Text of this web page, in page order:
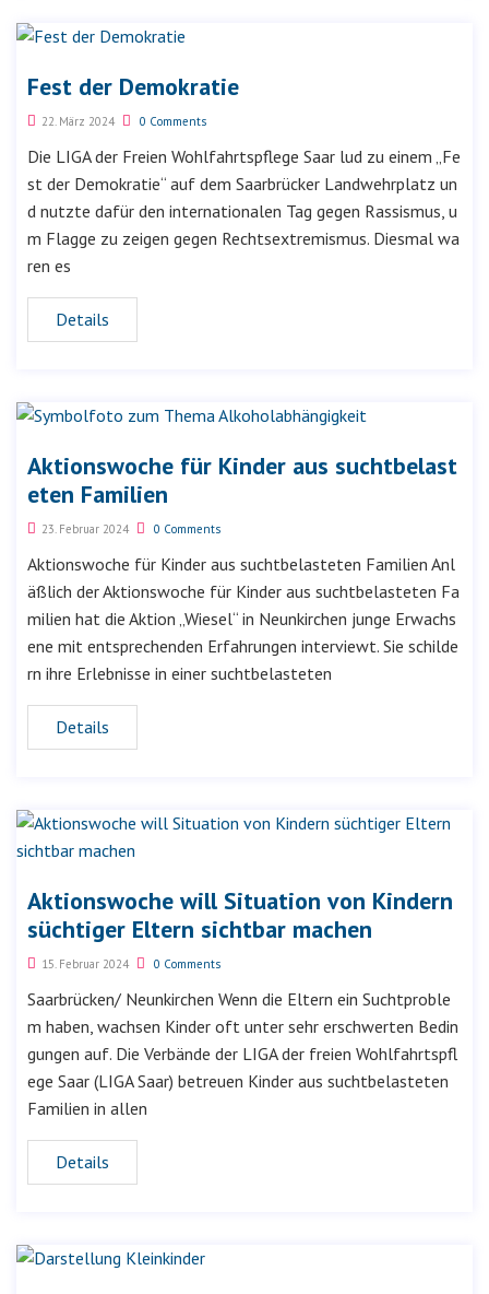
Fest der Demokratie
22. März 2024 0 Comments
Die LIGA der Freien Wohlfahrtspflege Saar lud zu einem „Fe
st der Demokratie“ auf dem Saarbrücker Landwehrplatz un
d nutzte dafür den internationalen Tag gegen Rassismus, u
m Flagge zu zeigen gegen Rechtsextremismus. Diesmal wa
ren es
Details
Aktionswoche für Kinder aus suchtbelast
eten Familien
23. Februar 2024 0 Comments
Aktionswoche für Kinder aus suchtbelasteten Familien Anl
äßlich der Aktionswoche für Kinder aus suchtbelasteten Fa
milien hat die Aktion „Wiesel“ in Neunkirchen junge Erwachs
ene mit entsprechenden Erfahrungen interviewt. Sie schilde
rn ihre Erlebnisse in einer suchtbelasteten
Details
Aktionswoche will Situation von Kindern
süchtiger Eltern sichtbar machen
15. Februar 2024 0 Comments
Saarbrücken/ Neunkirchen Wenn die Eltern ein Suchtproble
m haben, wachsen Kinder oft unter sehr erschwerten Bedin
gungen auf. Die Verbände der LIGA der freien Wohlfahrtspfl
ege Saar (LIGA Saar) betreuen Kinder aus suchtbelasteten
Familien in allen
Details